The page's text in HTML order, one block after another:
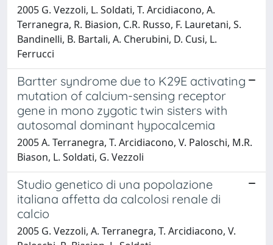
2005 G. Vezzoli, L. Soldati, T. Arcidiacono, A.
Terranegra, R. Biasion, C.R. Russo, F. Lauretani, S.
Bandinelli, B. Bartali, A. Cherubini, D. Cusi, L.
Ferrucci
Bartter syndrome due to K29E activating
mutation of calcium-sensing receptor
gene in mono zygotic twin sisters with
autosomal dominant hypocalcemia
2005 A. Terranegra, T. Arcidiacono, V. Paloschi, M.R.
Biason, L. Soldati, G. Vezzoli
Studio genetico di una popolazione
italiana affetta da calcolosi renale di
calcio
2005 G. Vezzoli, A. Terranegra, T. Arcidiacono, V.